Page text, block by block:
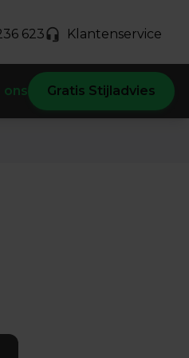
623 Klantenservice
ons Gratis Stijladvies